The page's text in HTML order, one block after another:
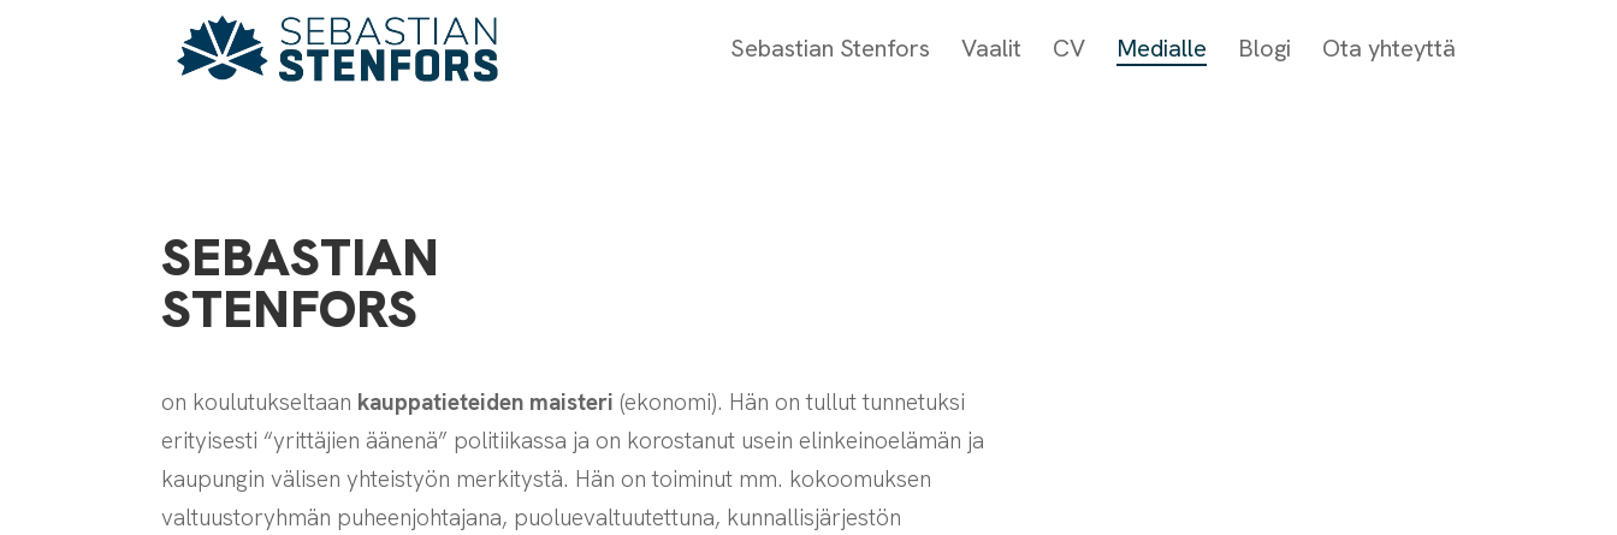
Sebastian Stenfors Vaalit CV Medialle Blogi Ota yhteyttä
SEBASTIAN
STENFORS
on koulutukseltaan kauppatieteiden maisteri (ekonomi). Hän on tullut tunnetuksi
erityisesti “yrittäjien äänenä” politiikassa ja on korostanut usein elinkeinoelämän ja
kaupungin välisen yhteistyön merkitystä. Hän on toiminut mm. kokoomuksen
valtuustoryhmän puheenjohtajana, puoluevaltuutettuna, kunnallisjärjestön